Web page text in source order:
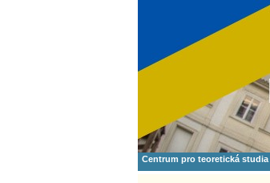
Centrum pro teoretická studia